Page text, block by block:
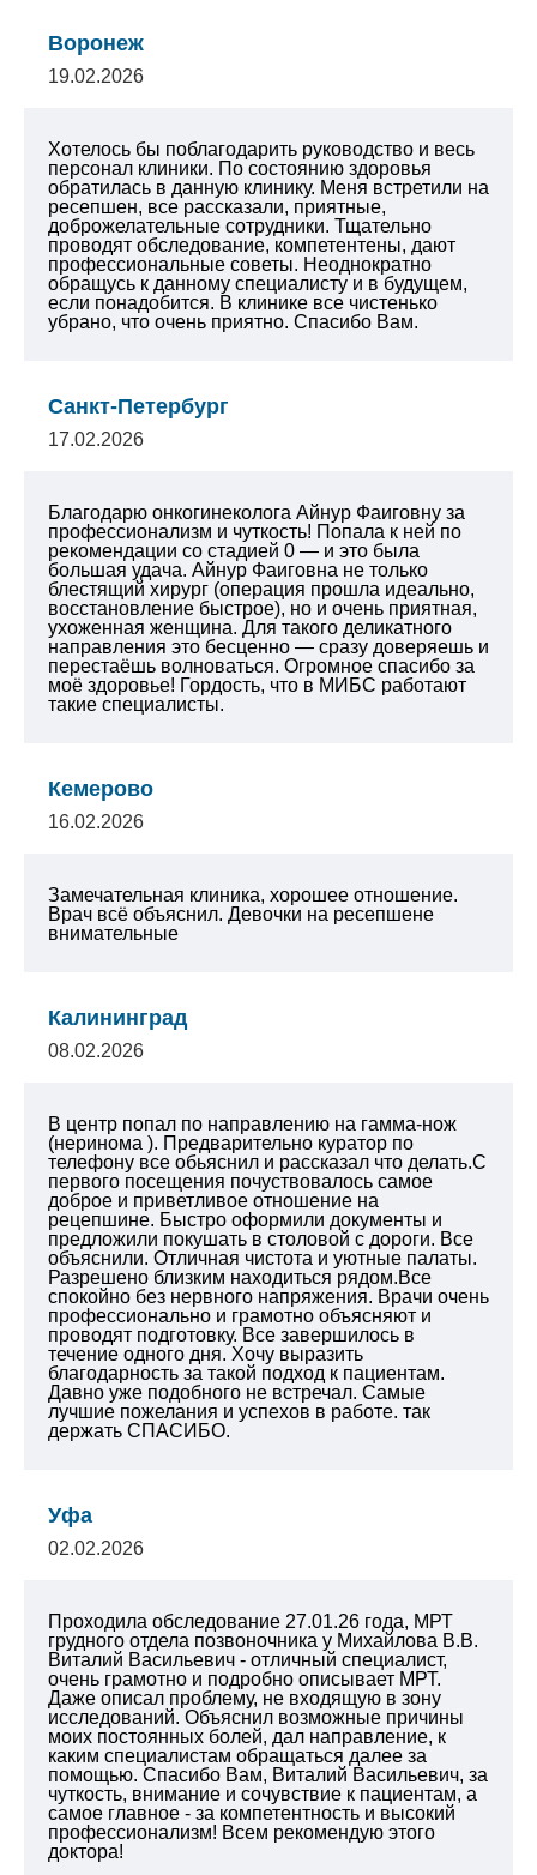
Воронеж
19.02.2026
Хотелось бы поблагодарить руководство и весь
персонал клиники. По состоянию здоровья
обратилась в данную клинику. Меня встретили на
ресепшен, все рассказали, приятные,
доброжелательные сотрудники. Тщательно
проводят обследование, компетентены, дают
профессиональные советы. Неоднократно
обращусь к данному специалисту и в будущем,
если понадобится. В клинике все чистенько
убрано, что очень приятно. Спасибо Вам.
Санкт-Петербург
17.02.2026
Благодарю онкогинеколога Айнур Фаиговну за
профессионализм и чуткость! Попала к ней по
рекомендации со стадией 0 — и это была
большая удача. Айнур Фаиговна не только
блестящий хирург (операция прошла идеально,
восстановление быстрое), но и очень приятная,
ухоженная женщина. Для такого деликатного
направления это бесценно — сразу доверяешь и
перестаёшь волноваться. Огромное спасибо за
моё здоровье! Гордость, что в МИБС работают
такие специалисты.
Кемерово
16.02.2026
Замечательная клиника, хорошее отношение.
Врач всё объяснил. Девочки на ресепшене
внимательные
Калининград
08.02.2026
В центр попал по направлению на гамма-нож
(неринома ). Предварительно куратор по
телефону все обьяснил и рассказал что делать.С
первого посещения почуствовалось самое
доброе и приветливое отношение на
рецепшине. Быстро оформили документы и
предложили покушать в столовой с дороги. Все
объяснили. Отличная чистота и уютные палаты.
Разрешено близким находиться рядом.Все
спокойно без нервного напряжения. Врачи очень
профессионально и грамотно объясняют и
проводят подготовку. Все завершилось в
течение одного дня. Хочу выразить
благодарность за такой подход к пациентам.
Давно уже подобного не встречал. Самые
лучшие пожелания и успехов в работе. так
держать СПАСИБО.
Уфа
02.02.2026
Проходила обследование 27.01.26 года, МРТ
грудного отдела позвоночника у Михайлова В.В.
Виталий Васильевич - отличный специалист,
очень грамотно и подробно описывает МРТ.
Даже описал проблему, не входящую в зону
исследований. Объяснил возможные причины
моих постоянных болей, дал направление, к
каким специалистам обращаться далее за
помощью. Спасибо Вам, Виталий Васильевич, за
чуткость, внимание и сочувствие к пациентам, а
самое главное - за компетентность и высокий
профессионализм! Всем рекомендую этого
доктора!